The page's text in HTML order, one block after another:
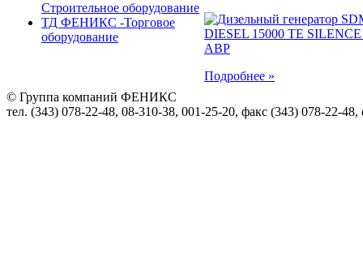
Строительное оборудование
ТД ФЕНИКС -Торговое
оборудование
Подробнее »
© Группа компаний ФЕНИКС
тел. (343) 078-22-48, 08-310-38, 001-25-20, факс (343) 078-22-